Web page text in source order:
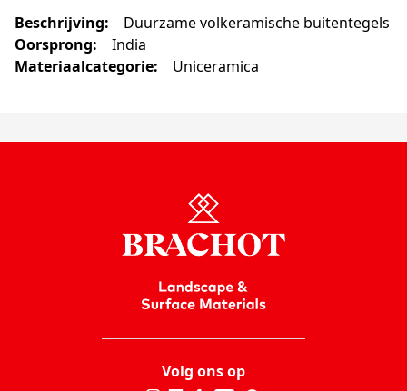
Beschrijving:
Duurzame volkeramische buitentegels
Oorsprong:
India
Materiaalcategorie: Uniceramica
Volg ons op